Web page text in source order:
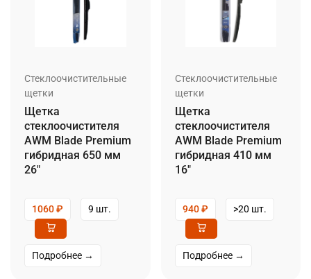
Стеклоочистительные
щетки
Щетка
стеклоочистителя
AWM Blade Premium
гибридная 650 мм
26″
1060₽ 9 шт.
Подробнее →
Стеклоочистительные
щетки
Щетка
стеклоочистителя
AWM Blade Premium
гибридная 410 мм
16″
940₽ >20 шт.
Подробнее →